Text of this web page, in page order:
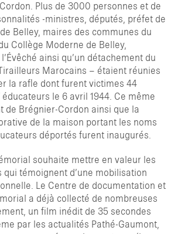
Plus de 3000 personnes et de
-ministres, députés, préfet de
Belley, maires des communes du
Collège Moderne de Belley,
ainsi qu’un détachement du
Marocains – étaient réunies
la rafle dont furent victimes 44
le 6 avril 1944. Ce même
de Brégnier-Cordon ainsi que la
de la maison portant les noms
déportés furent inaugurés.
souhaite mettre en valeur les
témoignent d’une mobilisation
Le Centre de documentation et
a déjà collecté de nombreuses
un film inédit de 35 secondes
par les actualités Pathé-Gaumont,